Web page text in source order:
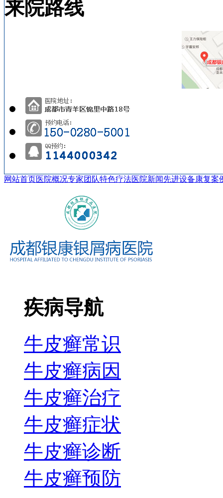
来院路线
网站首页医院概况专家团队特色疗法医院新闻先进设备康复案
疾病导航
牛皮癣常识
牛皮癣病因
牛皮癣治疗
牛皮癣症状
牛皮癣诊断
牛皮癣预防